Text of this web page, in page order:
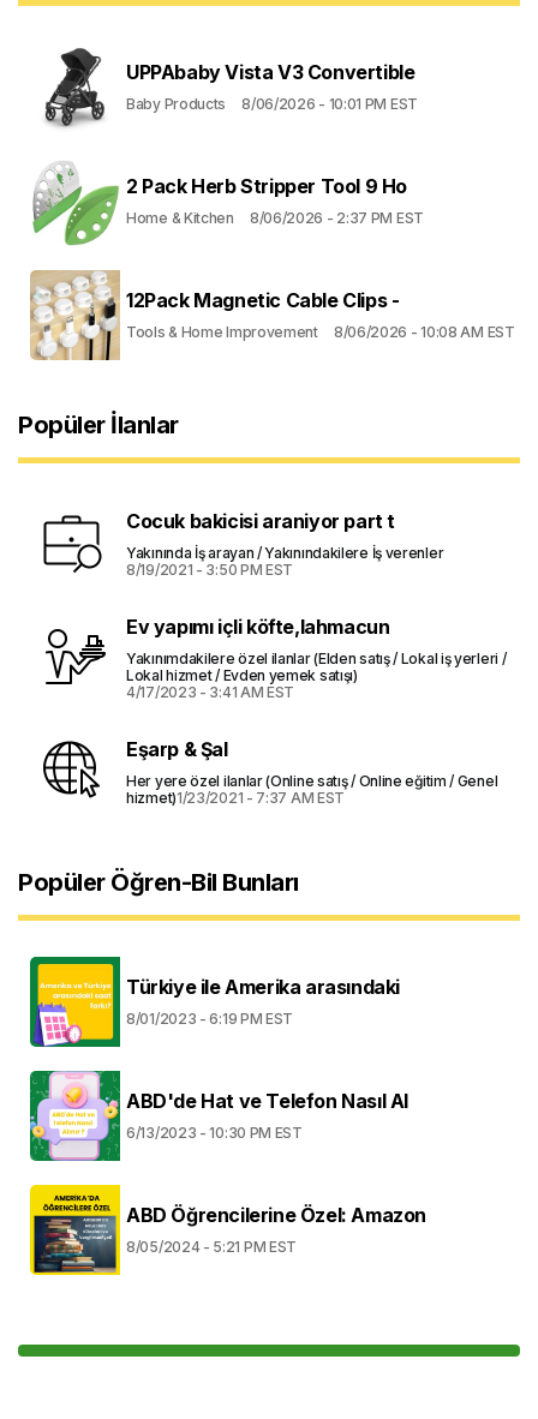
UPPAbaby Vista V3 Convertible
Baby Products 8/06/2026 - 10:01 PM EST
2 Pack Herb Stripper Tool 9 Ho
Home & Kitchen 8/06/2026 - 2:37 PM EST
12Pack Magnetic Cable Clips -
Tools & Home Improvement 8/06/2026 - 10:08 AM EST
Popüler İlanlar
Cocuk bakicisi araniyor part t
Yakınında İş arayan / Yakınındakilere İş verenler
8/19/2021 - 3:50 PM EST
Ev yapımı içli köfte,lahmacun
Yakınımdakilere özel ilanlar (Elden satış / Lokal iş yerleri /
Lokal hizmet / Evden yemek satışı)
4/17/2023 - 3:41 AM EST
Eşarp & Şal
Her yere özel ilanlar (Online satış / Online eğitim / Genel
hizmet)1/23/2021 - 7:37 AM EST
Popüler Öğren-Bil Bunları
Türkiye ile Amerika arasındaki
8/01/2023 - 6:19 PM EST
ABD'de Hat ve Telefon Nasıl Al
6/13/2023 - 10:30 PM EST
ABD Öğrencilerine Özel: Amazon
8/05/2024 - 5:21 PM EST